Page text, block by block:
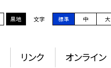
黒地 文字 標準 中 大
リンク オンライン